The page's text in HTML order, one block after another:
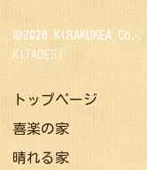
©2026 KIRAKUKEA
KITADESI
トップページ
喜楽の家
晴れる家